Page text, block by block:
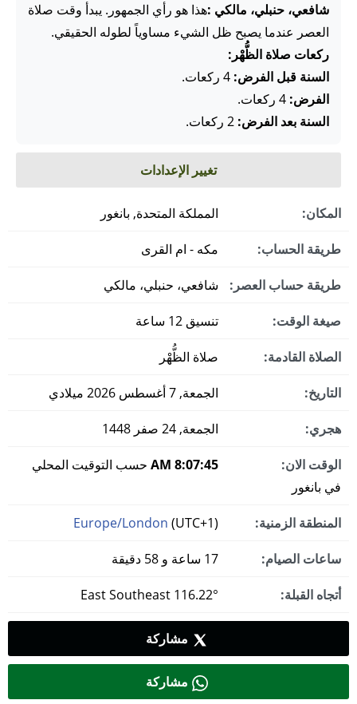
شافعي، حنبلي، مالكي :هذا هو رأي الجمهور. يبدأ وقت صلاة
العصر عندما يصبح ظل الشيء مساوياً لطوله الحقيقي.
ركعات صلاة الظُّهْر:
السنة قبل الفرض:
الفرض:
السنة بعد الفرض:
تغيير الإعدادات
المكان: المملكة المتحدة, بانغور
طريقة الحساب: مكه - ام القرى
طريقة حساب العصر: شافعي، حنبلي، مالكي
صيغة الوقت: تنسيق 12 ساعة
الصلاة القادمة: صلاة الظُّهْر
التاريخ: الجمعة, 7 أغسطس 2026 ميلادي
هجري: الجمعة, 24 صفر 1448
الوقت الان: 8:07:46 AM
حسب التوقيت المحلي
في بانغور
المنطقة الزمنية: Europe/London (UTC+1)
ساعات الصيام:
أتجاه القبلة:
مشاركة
مشاركة